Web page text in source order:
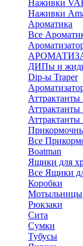
Наживки
Наживки
Ароматика
Все
ДИПы и
Dip-ы Traper
Аттрактанты
Аттрактанты
Все
Boatman
Ящики для
Все Ящики
Коробки
Мотыльницы
Рюкзаки
Сита
Сумки
Тубусы